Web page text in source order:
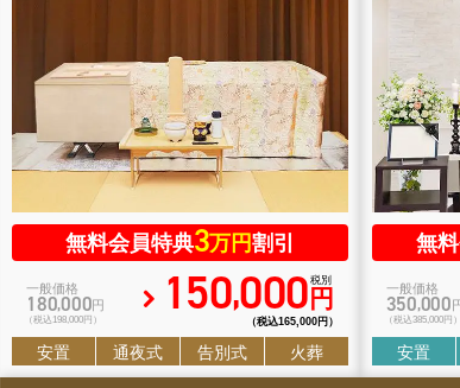
無料会員特典3万円割引
一般価格
180,000円
（税込198,000円） 150,000 円
税別
（税込165, 000円）
安置 通夜式 告別式 火葬
無
一般価格
350,000
（税込385,000円）
安置